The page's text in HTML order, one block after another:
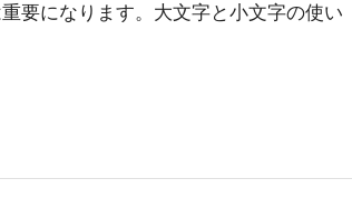
要になります。大文字と小文字の使い